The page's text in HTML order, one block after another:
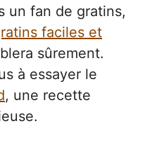
un fan de gratins,
faciles et
sûrement.
à essayer le
, une recette